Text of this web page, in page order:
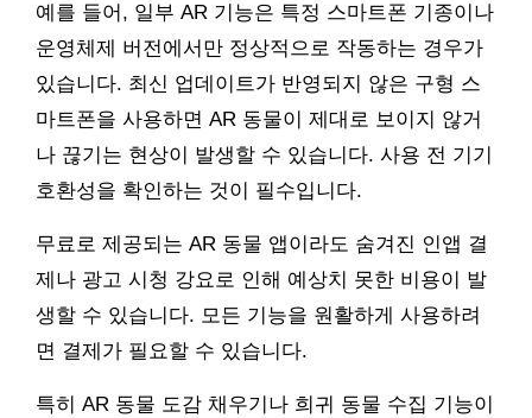
예를 들어, 일부 AR 기능은 특정 스마트폰 기종이나
운영체제 버전에서만 정상적으로 작동하는 경우가
있습니다. 최신 업데이트가 반영되지 않은 구형 스
마트폰을 사용하면 AR 동물이 제대로 보이지 않거
나 끊기는 현상이 발생할 수 있습니다. 사용 전 기기
호환성을 확인하는 것이 필수입니다.
무료로 제공되는 AR 동물 앱이라도 숨겨진 인앱 결
제나 광고 시청 강요로 인해 예상치 못한 비용이 발
생할 수 있습니다. 모든 기능을 원활하게 사용하려
면 결제가 필요할 수 있습니다.
특히 AR 동물 도감 채우기나 희귀 동물 수집 기능이